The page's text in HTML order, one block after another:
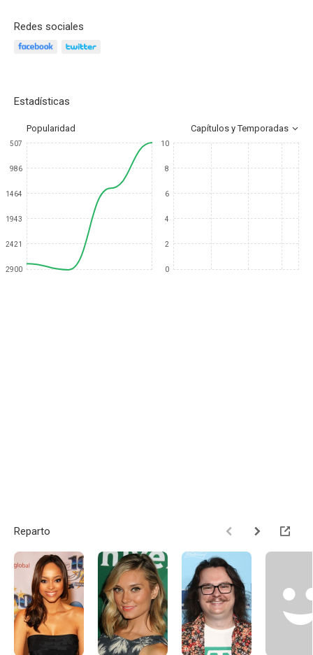
Redes sociales
Estadísticas
Popularidad Capítulos y Temporadas
507
986
1464
1943
2421
2900
10
8
6
4
2
0
Reparto